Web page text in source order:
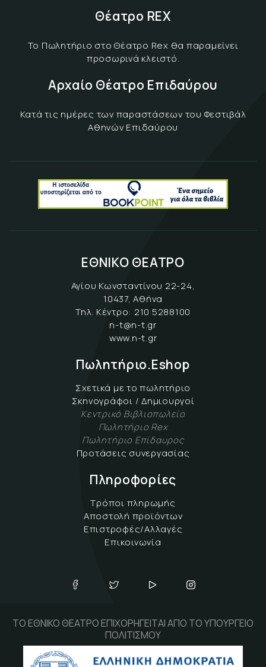
Θέατρο REX
Το Πωλητήριο στο Θέατρο Rex θα παραμείνει
προσωρινά κλειστό.
Αρχαίο Θέατρο Επιδαύρου
Κατά τις ημέρες των παραστάσεων του Φεστιβάλ
Αθηνών Επιδαύρου
ΕΘΝΙΚΟ ΘΕΑΤΡΟ
Αγίου Κωνσταντίνου 22-24,
10437, Αθήνα
Τηλ. Κέντρο: 210 5288100
n-t@n-t.gr
www.n-t.gr
Πωλητήριο.Eshop
Σχετικά με το πωλητήριο
Σκηνογράφοι / Δημιουργοί
Κεντρικό Βιβλιοπωλείο
Πωλητήριο Rex
Πωλητήριο Επίδαυρος
Προτάσεις συνεργασίας
Πληροφορίες
Τρόποι πληρωμής
Αποστολή προϊόντων
Επιστροφές/Αλλαγές
Επικοινωνία
ΤΟ ΕΘΝΙΚΟ ΘΕΑΤΡΟ ΕΠΙΧΟΡΗΓΕΙΤΑΙ ΑΠΟ ΤΟ ΥΠΟΥΡΓΕΙΟ
ΠΟΛΙΤΙΣΜΟΥ